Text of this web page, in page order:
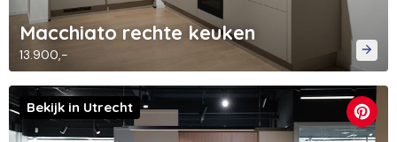
Macchiato rechte keuken
13.900,-
Bekijk in Utrecht